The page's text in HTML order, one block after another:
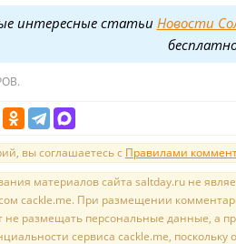
интересные статьи Новости
вы соглашаетесь с Правилами
материалов сайта saltday.ru не
cackle.me. При размещении
не размещать персональные данные, а
сервиса cackle.me,